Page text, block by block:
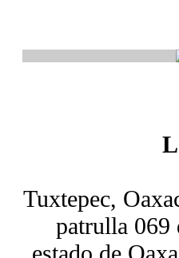
Tuxtepec,
patrulla 069